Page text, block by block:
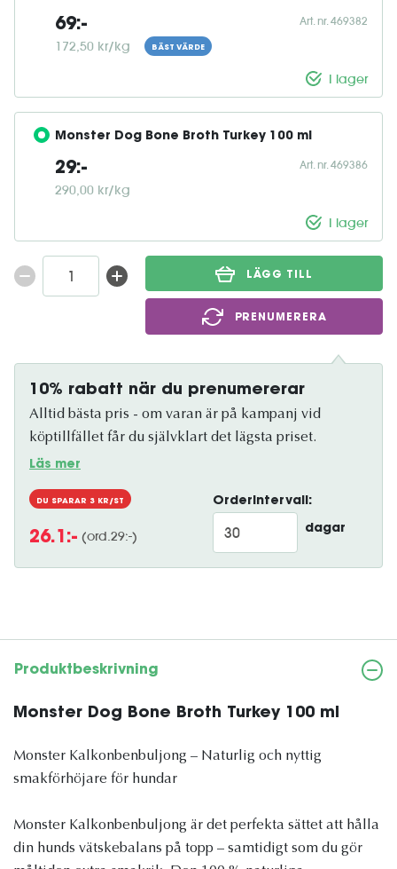
69:-
172,50 kr/kg BÄST VÄRDE
Art. nr. 469382
I lager
Monster Dog Bone Broth Turkey 100 ml
29:-
290,00 kr/kg
Art. nr. 469386
I lager
LÄGG TILL
PRENUMERERA
10% rabatt när du prenumererar
Alltid bästa pris - om varan är på kampanj vid
köptillfället får du självklart det lägsta priset.
Läs mer
DU SPARAR 3 KR/ST
26.1 :- (ord.29:-)
Orderintervall:
dagar
Produktbeskrivning
Monster Dog Bone Broth Turkey 100 ml
Monster Kalkonbenbuljong – Naturlig och nyttig
smakförhöjare för hundar
Monster Kalkonbenbuljong är det perfekta sättet att hålla
din hunds vätskebalans på topp – samtidigt som du gör